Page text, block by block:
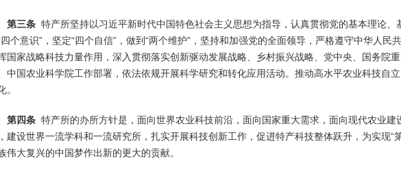
第三条 特产所坚持以习近平新时代中国特色社会主义思想为指导，认真贯彻党的基本理论、
四个意识”，坚定“四个自信”，做到“两个维护”，坚持和加强党的全面领导，严格遵守中华人民
国家战略科技力量作用，深入贯彻落实创新驱动发展战略、乡村振兴战略、党中央、国务院
中国农业科学院工作部署，依法依规开展科学研究和转化应用活动。推动高水平农业科技自
。
第四条 特产所的办所方针是，面向世界农业科技前沿，面向国家重大需求，面向现代农业建
建设世界一流学科和一流研究所，扎实开展科技创新工作，促进特产科技整体跃升，为实现“
伟大复兴的中国梦作出新的更大的贡献。